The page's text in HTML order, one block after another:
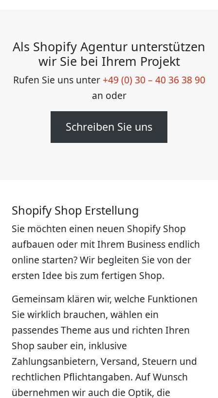
Als Shopify Agentur unterstützen
wir Sie bei Ihrem Projekt
Rufen Sie uns unter +49 (0) 30 – 40 36 38 90
an oder
Schreiben Sie uns
Shopify Shop Erstellung
Sie möchten einen neuen Shopify Shop
aufbauen oder mit Ihrem Business endlich
online starten? Wir begleiten Sie von der
ersten Idee bis zum fertigen Shop.
Gemeinsam klären wir, welche Funktionen
Sie wirklich brauchen, wählen ein
passendes Theme aus und richten Ihren
Shop sauber ein, inklusive
Zahlungsanbietern, Versand, Steuern und
rechtlichen Pflichtangaben. Auf Wunsch
übernehmen wir auch die Optik, die